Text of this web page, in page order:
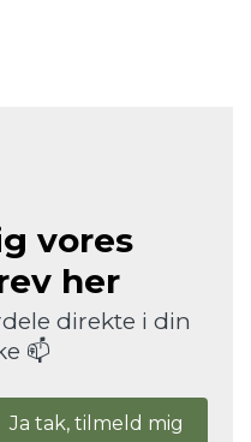
vores
her
direkte i din
📫
Ja tak, tilmeld mig